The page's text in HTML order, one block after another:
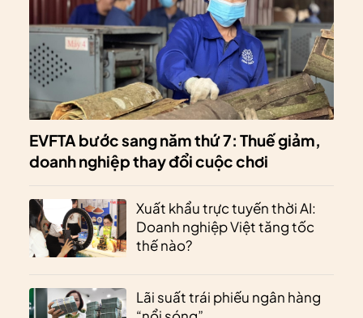
EVFTA bước sang năm thứ 7: Thuế giảm,
doanh nghiệp thay đổi cuộc chơi
Xuất khẩu trực tuyến thời AI:
Doanh nghiệp Việt tăng tốc
thế nào?
Lãi suất trái phiếu ngân hàng